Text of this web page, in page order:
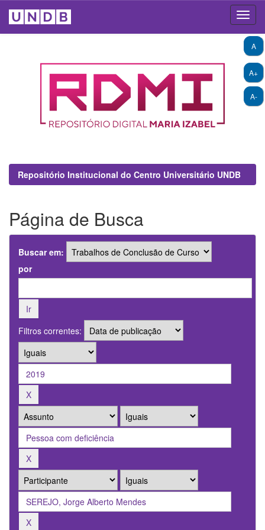
A+
A-
A
Repositório Institucional do Centro Universitário UNDB
Página de Busca
Buscar em:
por
Filtros correntes: